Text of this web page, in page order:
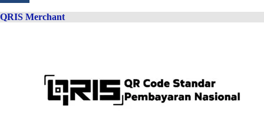
QRIS Merchant